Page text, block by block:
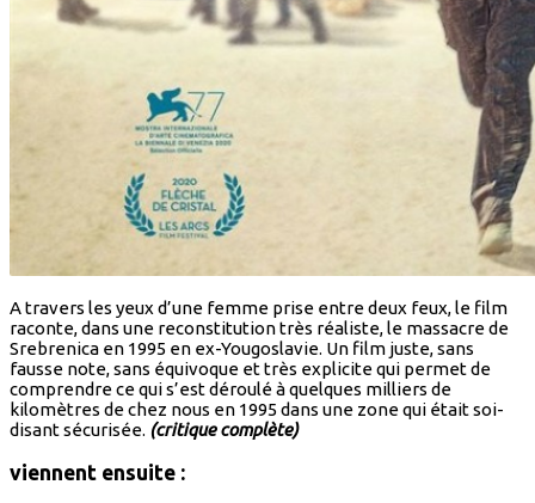
A travers les yeux d’une femme prise entre deux feux, le film
raconte, dans une reconstitution très réaliste, le massacre de
Srebrenica en 1995 en ex-Yougoslavie. Un film juste, sans
fausse note, sans équivoque et très explicite qui permet de
comprendre ce qui s’est déroulé à quelques milliers de
kilomètres de chez nous en 1995 dans une zone qui était soi-
disant sécurisée. (critique complète)
viennent ensuite :